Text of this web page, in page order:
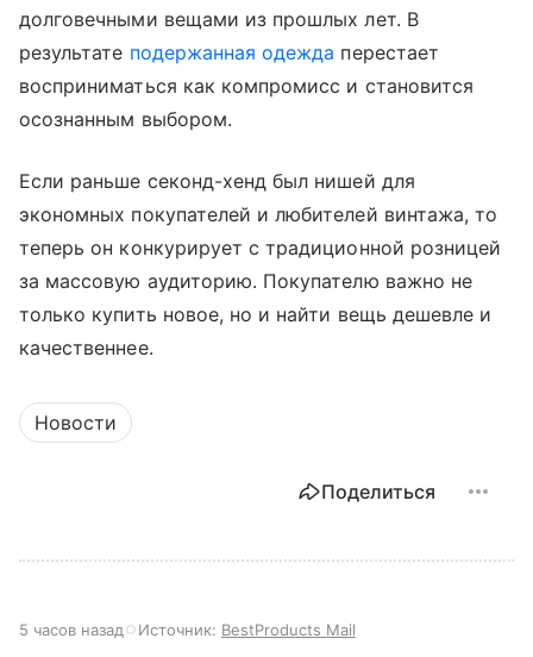
долговечными вещами из прошлых лет. В
результате подержанная одежда перестает
восприниматься как компромисс и становится
осознанным выбором.
Если раньше секонд-хенд был нишей для
экономных покупателей и любителей винтажа, то
теперь он конкурирует с традиционной розницей
за массовую аудиторию. Покупателю важно не
только купить новое, но и найти вещь дешевле и
качественнее.
Новости
Поделиться
5 часов назад Источник: BestProducts Mail